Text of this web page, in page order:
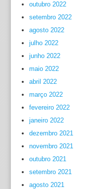
outubro 2022
setembro 2022
agosto 2022
julho 2022
junho 2022
maio 2022
abril 2022
março 2022
fevereiro 2022
janeiro 2022
dezembro 2021
novembro 2021
outubro 2021
setembro 2021
agosto 2021